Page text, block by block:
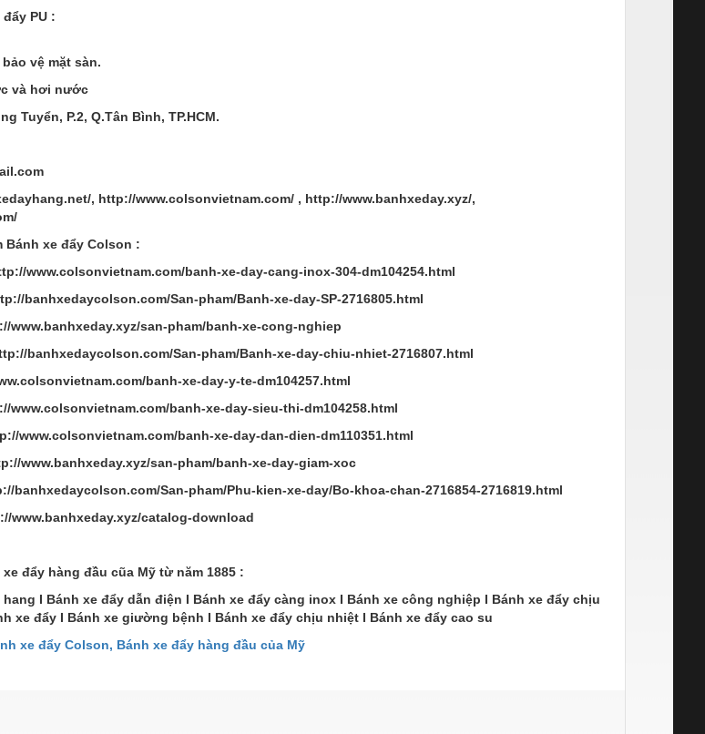
PU :
vệ mặt sàn.
và hơi nước
Tuyển, P.2, Q.Tân Bình, TP.HCM.
, http://www.colsonvietnam.com/ , http://www.banhxeday.xyz/,
Bánh xe đẩy Colson :
www.colsonvietnam.com/banh-xe-day-cang-inox-304-dm104254.html
banhxedaycolson.com/San-pham/Banh-xe-day-SP-2716805.html
www.banhxeday.xyz/san-pham/banh-xe-cong-nghiep
banhxedaycolson.com/San-pham/Banh-xe-day-chiu-nhiet-2716807.html
banh-xe-day-y-te-dm104257.html
www.colsonvietnam.com/banh-xe-day-sieu-thi-dm104258.html
www.colsonvietnam.com/banh-xe-day-dan-dien-dm110351.html
www.banhxeday.xyz/san-pham/banh-xe-day-giam-xoc
banhxedaycolson.com/San-pham/Phu-kien-xe-day/Bo-khoa-chan-2716854-2716819.html
www.banhxeday.xyz/catalog-download
đẩy hàng đầu cũa Mỹ từ năm 1885 :
I Bánh xe đẩy dẫn điện I Bánh xe đẩy càng inox I Bánh xe công nghiệp I Bánh xe đẩy chịu
xe đẩy I Bánh xe giường bệnh I Bánh xe đẩy chịu nhiệt I Bánh xe đẩy cao su
xe đẩy Colson, Bánh xe đẩy hàng đầu của Mỹ